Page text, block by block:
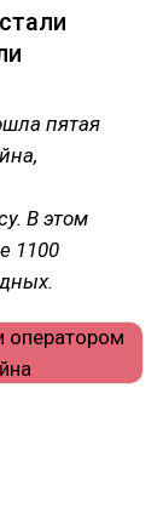
пятая
В этом
1100